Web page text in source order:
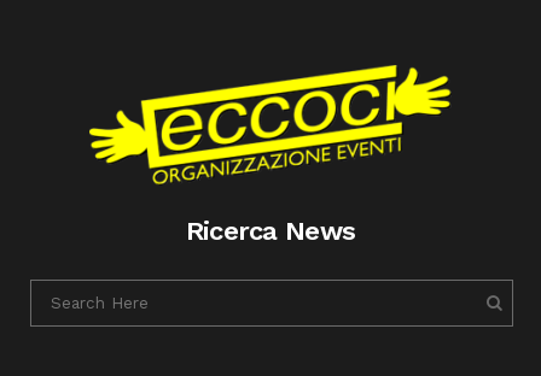
Ricerca News